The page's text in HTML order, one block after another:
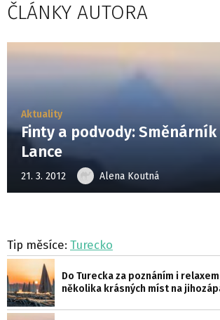
ČLÁNKY AUTORA
Aktuality
Finty a podvody:
Lance
21. 3. 2012 Alena Koutná
Tip měsíce: Turecko
Do Turecka za poznáním i
několika krásných míst na